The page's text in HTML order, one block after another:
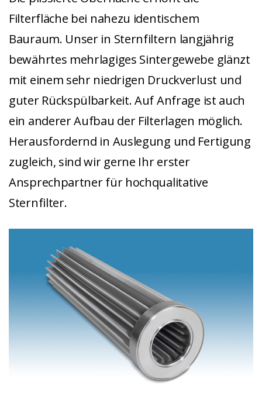
Filterfläche bei nahezu identischem
Bauraum. Unser in Sternfiltern langjährig
bewährtes mehrlagiges Sintergewebe glänzt
mit einem sehr niedrigen Druckverlust und
guter Rückspülbarkeit. Auf Anfrage ist auch
ein anderer Aufbau der Filterlagen möglich.
Herausfordernd in Auslegung und Fertigung
zugleich, sind wir gerne Ihr erster
Ansprechpartner für hochqualitative
Sternfilter.